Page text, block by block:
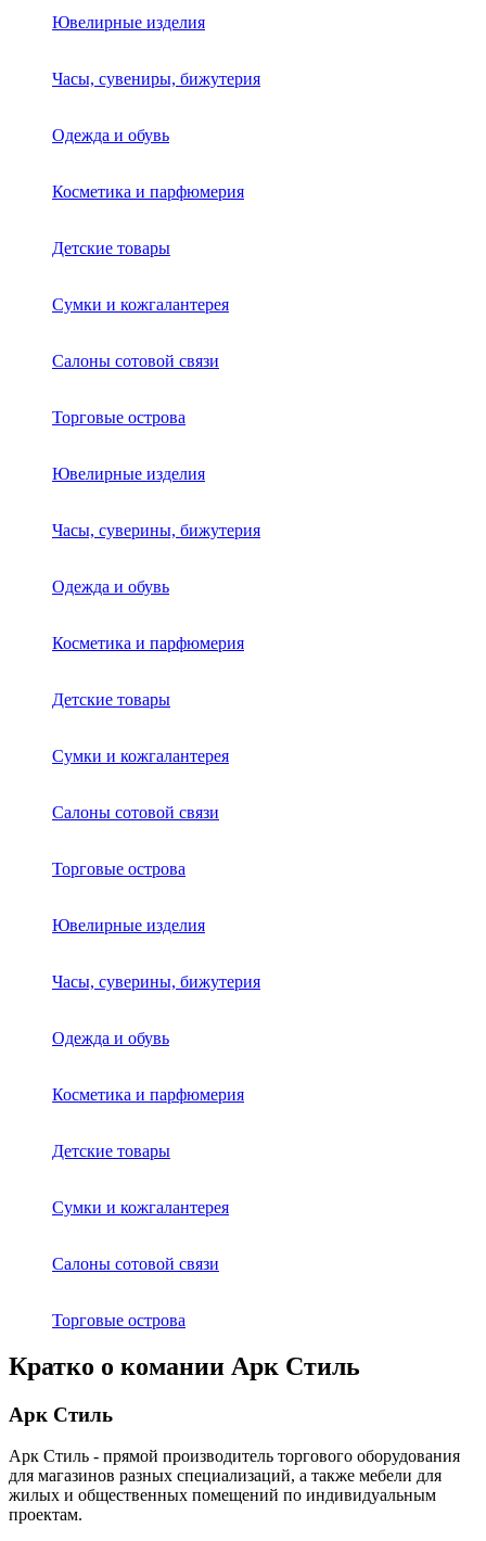
Ювелирные изделия
Часы, сувениры, бижутерия
Одежда и обувь
Косметика и парфюмерия
Детские товары
Сумки и кожгалантерея
Салоны сотовой связи
Торговые острова
Ювелирные изделия
Часы, суверины, бижутерия
Одежда и обувь
Косметика и парфюмерия
Детские товары
Сумки и кожгалантерея
Салоны сотовой связи
Торговые острова
Ювелирные изделия
Часы, суверины, бижутерия
Одежда и обувь
Косметика и парфюмерия
Детские товары
Сумки и кожгалантерея
Салоны сотовой связи
Торговые острова
Кратко о комании Арк Стиль
Арк Стиль
Арк Стиль - прямой производитель торгового оборудования
для магазинов разных специализаций, а также мебели для
жилых и общественных помещений по индивидуальным
проектам.